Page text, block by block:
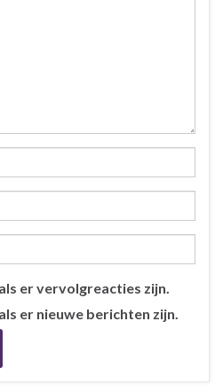
er vervolgreacties zijn.
er nieuwe berichten zijn.